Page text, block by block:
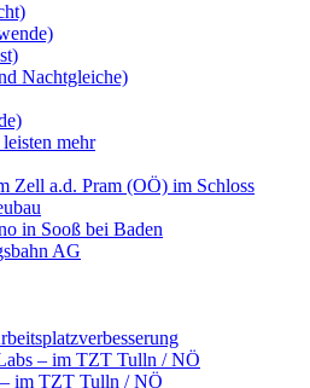
Nachtgleiche)
mehr
Zell a.d. Pram (OÖ) im Schloss
in Sooß bei Baden
AG
– im TZT Tulln / NÖ
im TZT Tulln / NÖ